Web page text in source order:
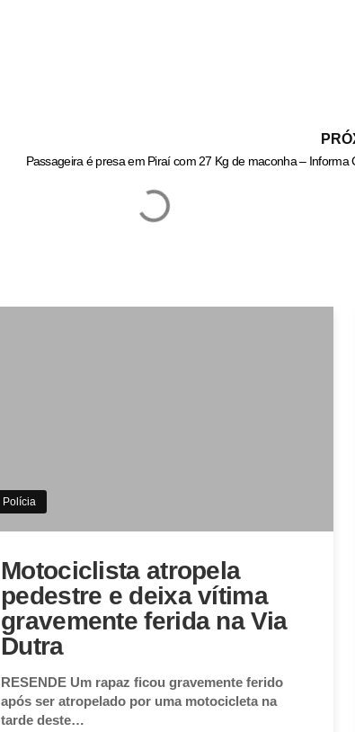
Passageira é presa em Piraí com 27 Kg de maconha – Informa
Polícia
Motociclista atropela
pedestre e deixa vítima
gravemente ferida na Via
Dutra
RESENDE Um rapaz ficou gravemente ferido
após ser atropelado por uma motocicleta na
tarde deste…